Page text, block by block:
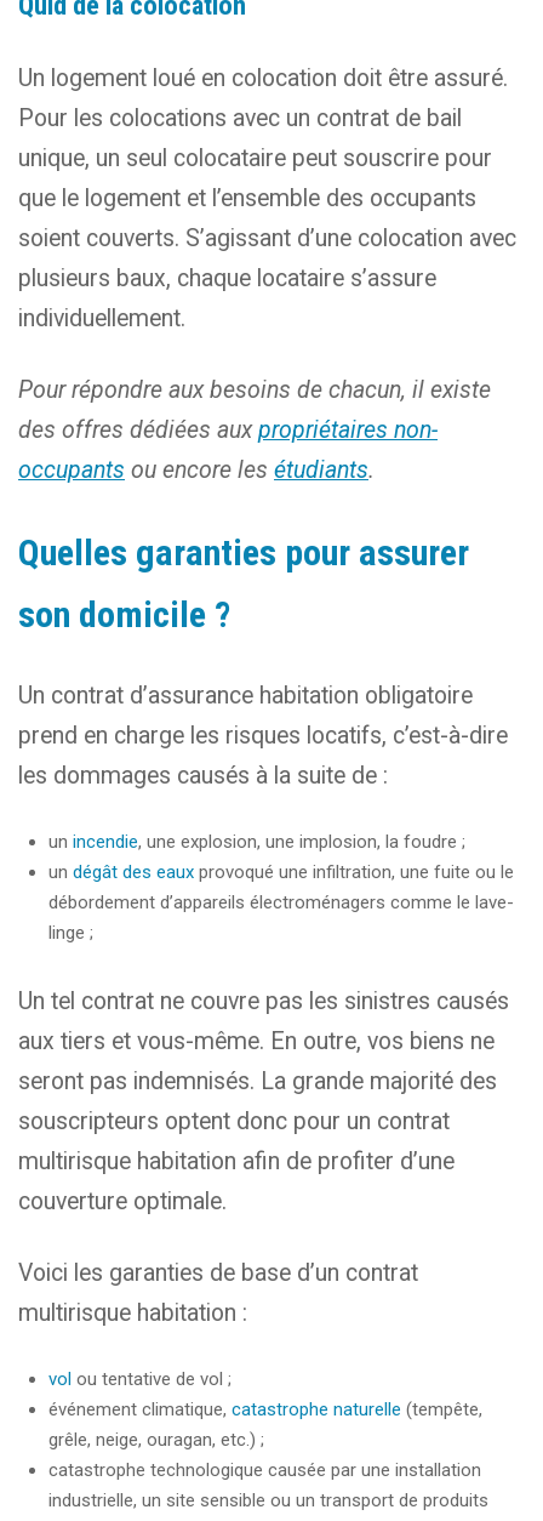
Un logement loué en colocation doit être assuré.
Pour les colocations avec un contrat de bail
unique, un seul colocataire peut souscrire pour
que le logement et l’ensemble des occupants
soient couverts. S’agissant d’une colocation avec
plusieurs baux, chaque locataire s’assure
individuellement.
Pour répondre aux besoins de chacun, il existe
des offres dédiées auxpropriétaires non-
occupants ou encore les étudiants.
Quelles garanties pour assurer
son domicile ?
Un contrat d’assurance habitation obligatoire
prend en charge les risques locatifs, c’est-à-dire
les dommages causés à la suite de :
un incendie, une explosion, une implosion, la foudre ;
un dégât des eaux provoqué une infiltration, une fuite ou le
débordement d’appareils électroménagers comme le lave-
linge ;
Un tel contrat ne couvre pas les sinistres causés
aux tiers et vous-même. En outre, vos biens ne
seront pas indemnisés. La grande majorité des
souscripteurs optent donc pour un contrat
multirisque habitation afin de profiter d’une
couverture optimale.
Voici les garanties de base d’un contrat
multirisque habitation :
vol ou tentative de vol ;
événement climatique, catastrophe naturelle (tempête,
grêle, neige, ouragan, etc.) ;
catastrophe technologique causée par une installation
industrielle, un site sensible ou un transport de produits